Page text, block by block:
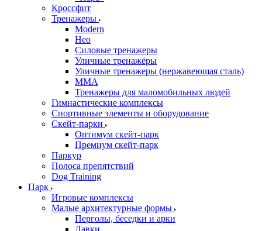
Кроссфит
Тренажеры
Modern
Нео
Силовые тренажеры
Уличные тренажёры
Уличные тренажеры (нержавеющая сталь)
ММА
Тренажеры для маломобильных людей
Гимнастические комплексы
Спортивные элементы и оборудование
Скейт-парки
Оптимум скейт-парк
Премиум скейт-парк
Паркур
Полоса препятствий
Dog Training
Парк
Игровые комплексы
Малые архитектурные формы
Перголы, беседки и арки
Лавки